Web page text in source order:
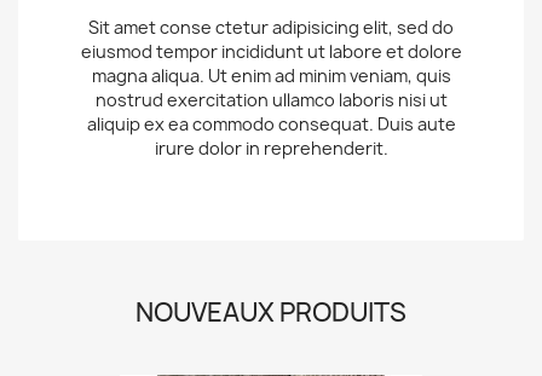
Sit amet conse ctetur adipisicing elit, sed do
eiusmod tempor incididunt ut labore et dolore
magna aliqua. Ut enim ad minim veniam, quis
nostrud exercitation ullamco laboris nisi ut
aliquip ex ea commodo consequat. Duis aute
irure dolor in reprehenderit.
NOUVEAUX PRODUITS